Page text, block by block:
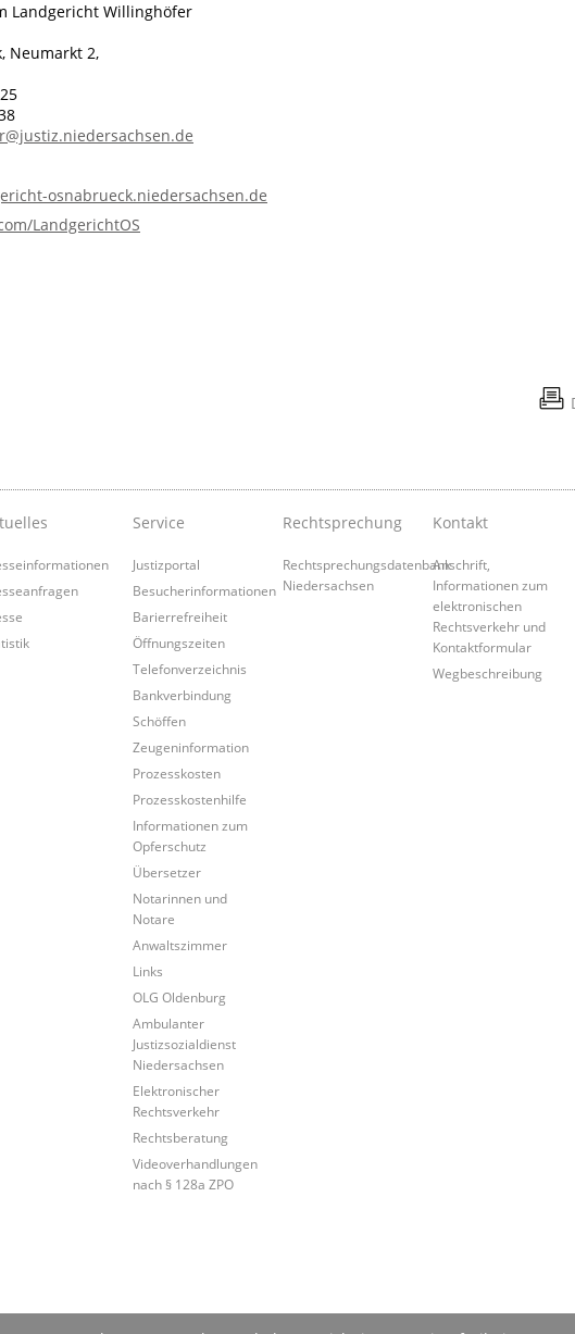
Landgericht Willinghöfer
Neumarkt 2,
osnabrueck.niedersachsen.de
LandgerichtOS
Service
Justizportal
Besucherinformationen
Barierrefreiheit
Öffnungszeiten
Telefonverzeichnis
Bankverbindung
Schöffen
Zeugeninformation
Prozesskosten
Prozesskostenhilfe
Informationen zum
Opferschutz
Übersetzer
Notarinnen und
Notare
Anwaltszimmer
Links
OLG Oldenburg
Ambulanter
Justizsozialdienst
Niedersachsen
Elektronischer
Rechtsverkehr
Rechtsberatung
Videoverhandlungen
nach § 128a ZPO
Rechtsprechung
Rechtsprechungsdatenbank
Niedersachsen
Kontakt
Anschrift,
Informationen zum
elektronischen
Rechtsverkehr und
Kontaktformular
Wegbeschreibung